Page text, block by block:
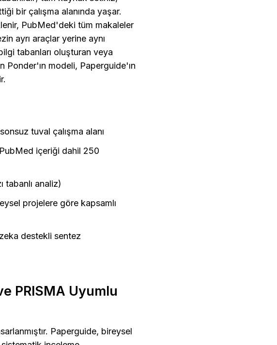
bir çalışma alanında yaşar.
PubMed'deki tüm makaleler
ayrı araçlar yerine aynı
tabanları oluşturan veya
Ponder'ın modeli, Paperguide'ın
tuval çalışma alanı
içeriği dahil 250
tabanlı analiz)
projelere göre kapsamlı
destekli sentez
PRISMA Uyumlu
Paperguide, bireysel